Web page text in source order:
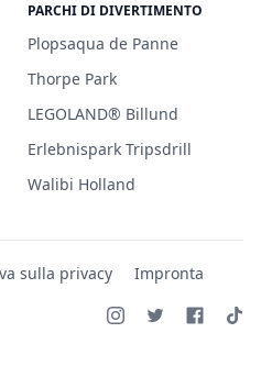
PARCHI DI DIVERTIMENTO
Plopsaqua de Panne
Thorpe Park
LEGOLAND® Billund
Erlebnispark Tripsdrill
Walibi Holland
sulla privacy Impronta